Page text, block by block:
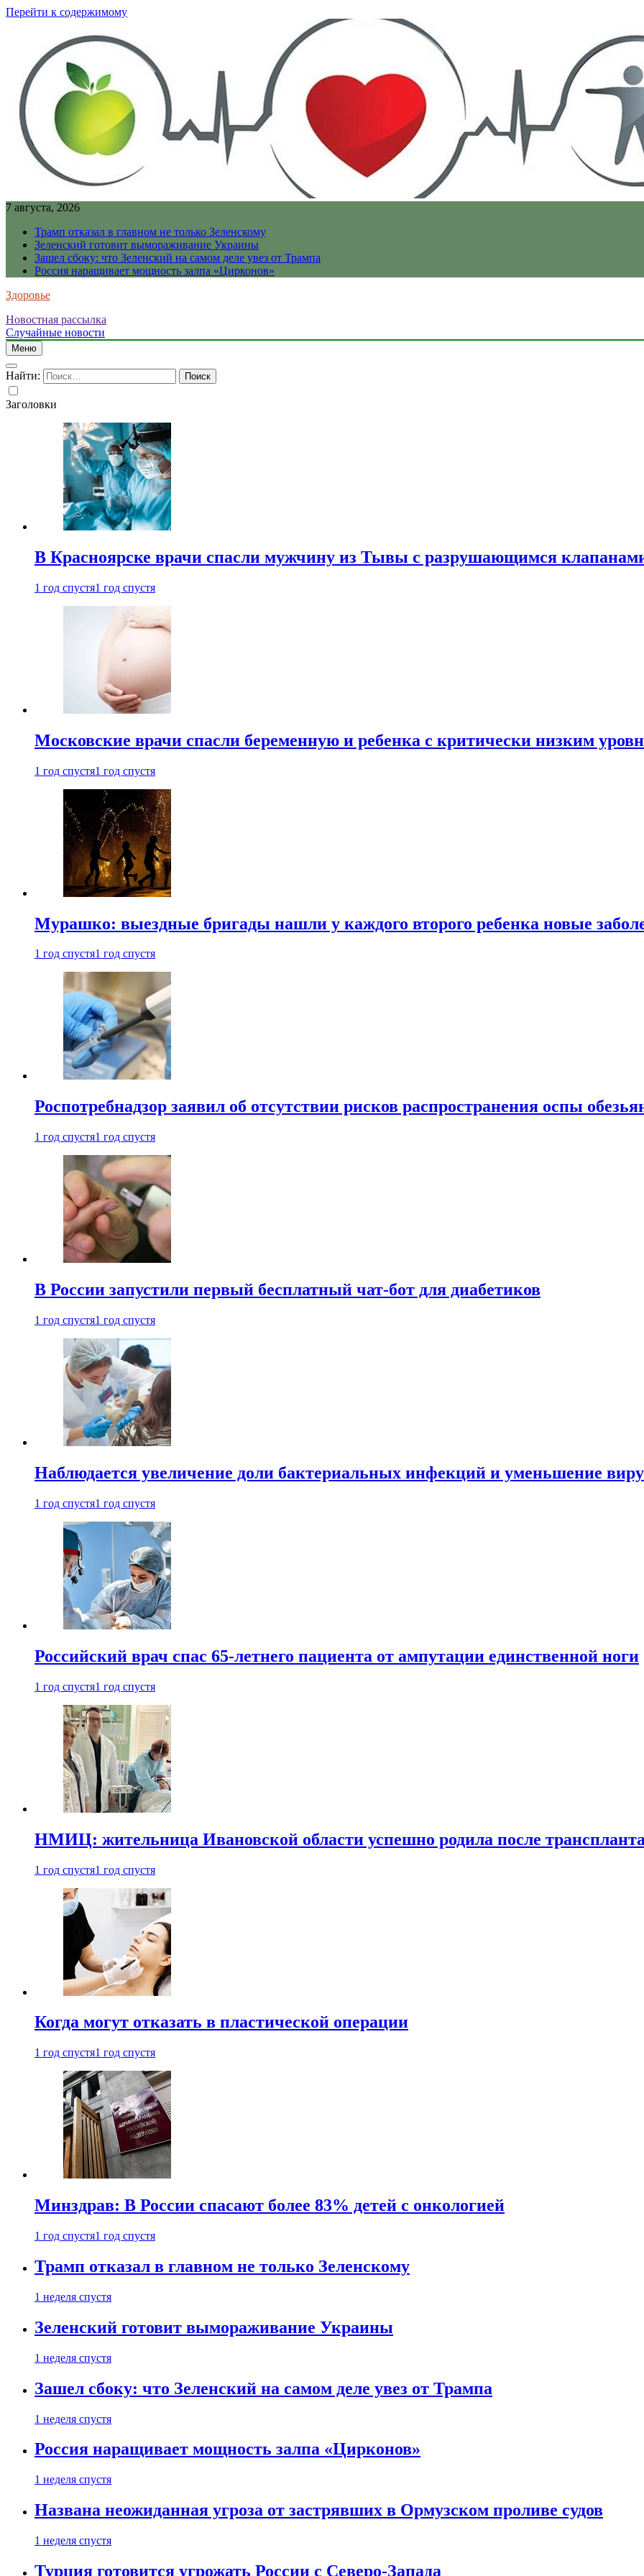
Перейти к содержимому
7 августа, 2026
Трамп отказал в главном не только Зеленскому
Зеленский готовит вымораживание Украины
Зашел сбоку: что Зеленский на самом деле увез от Трампа
Россия наращивает мощность залпа «Цирконов»
Здоровье
Новостная рассылка
Случайные новости
Меню
Найти:
Заголовки
В Красноярске врачи спасли мужчину из Тывы с разрушающимся
1 год спустя1 год спустя
Московские врачи спасли беременную и ребенка с критически низким
1 год спустя1 год спустя
Мурашко: выездные бригады нашли у каждого второго ребенка новые
1 год спустя1 год спустя
Роспотребнадзор заявил об отсутствии рисков распространения оспы
1 год спустя1 год спустя
В России запустили первый бесплатный чат-бот для диабетиков
1 год спустя1 год спустя
Наблюдается увеличение доли бактериальных инфекций и уменьшение
1 год спустя1 год спустя
Российский врач спас 65-летнего пациента от ампутации единственной ноги
1 год спустя1 год спустя
НМИЦ: жительница Ивановской области успешно родила после
1 год спустя1 год спустя
Когда могут отказать в пластической операции
1 год спустя1 год спустя
Минздрав: В России спасают более 83% детей с онкологией
1 год спустя1 год спустя
Трамп отказал в главном не только Зеленскому
1 неделя спустя
Зеленский готовит вымораживание Украины
1 неделя спустя
Зашел сбоку: что Зеленский на самом деле увез от Трампа
1 неделя спустя
Россия наращивает мощность залпа «Цирконов»
1 неделя спустя
Названа неожиданная угроза от застрявших в Ормузском проливе судов
1 неделя спустя
Турция готовится угрожать России с Северо-Запада